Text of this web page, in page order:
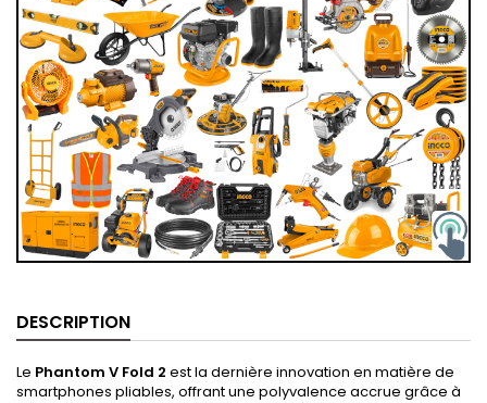
DESCRIPTION
Le Phantom V Fold 2 est la dernière innovation en matière de
smartphones pliables, offrant une polyvalence accrue grâce à